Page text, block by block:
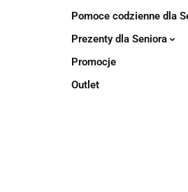
Pomoce codzienne dla
Prezenty dla Seniora
Promocje
Outlet